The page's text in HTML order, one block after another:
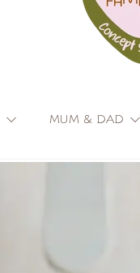
MUM & DAD